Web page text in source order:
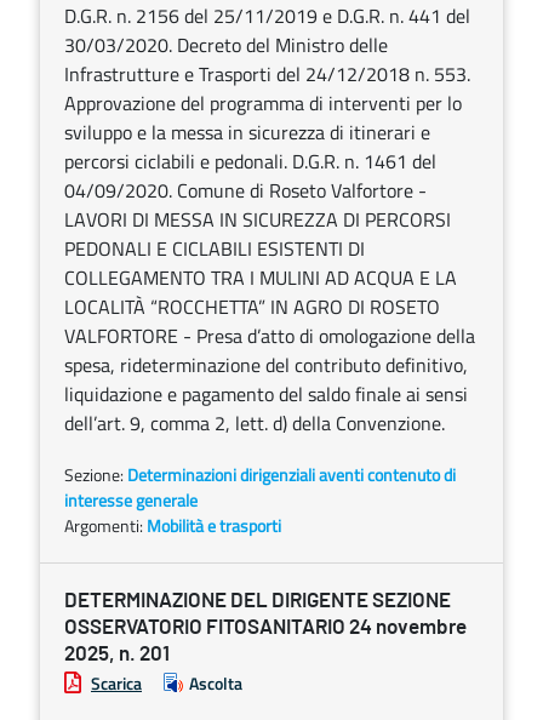
D.G.R. n. 2156 del 25/11/2019 e D.G.R. n. 441 del
30/03/2020. Decreto del Ministro delle
Infrastrutture e Trasporti del 24/12/2018 n. 553.
Approvazione del programma di interventi per lo
sviluppo e la messa in sicurezza di itinerari e
percorsi ciclabili e pedonali. D.G.R. n. 1461 del
04/09/2020. Comune di Roseto Valfortore -
LAVORI DI MESSA IN SICUREZZA DI PERCORSI
PEDONALI E CICLABILI ESISTENTI DI
COLLEGAMENTO TRA I MULINI AD ACQUA E LA
LOCALITÀ “ROCCHETTA” IN AGRO DI ROSETO
VALFORTORE - Presa d’atto di omologazione della
spesa, rideterminazione del contributo definitivo,
liquidazione e pagamento del saldo finale ai sensi
dell’art. 9, comma 2, lett. d) della Convenzione.
Sezione: Determinazioni dirigenziali aventi contenuto di
interesse generale
Argomenti: Mobilità e trasporti
DETERMINAZIONE DEL DIRIGENTE SEZIONE
OSSERVATORIO FITOSANITARIO 24 novembre
2025, n. 201
Scarica Ascolta